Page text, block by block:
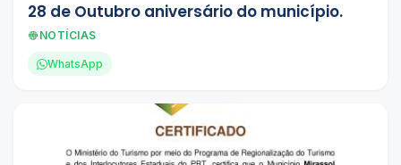
28 de Outubro aniversário do município.
NOTÍCIAS
WhatsApp